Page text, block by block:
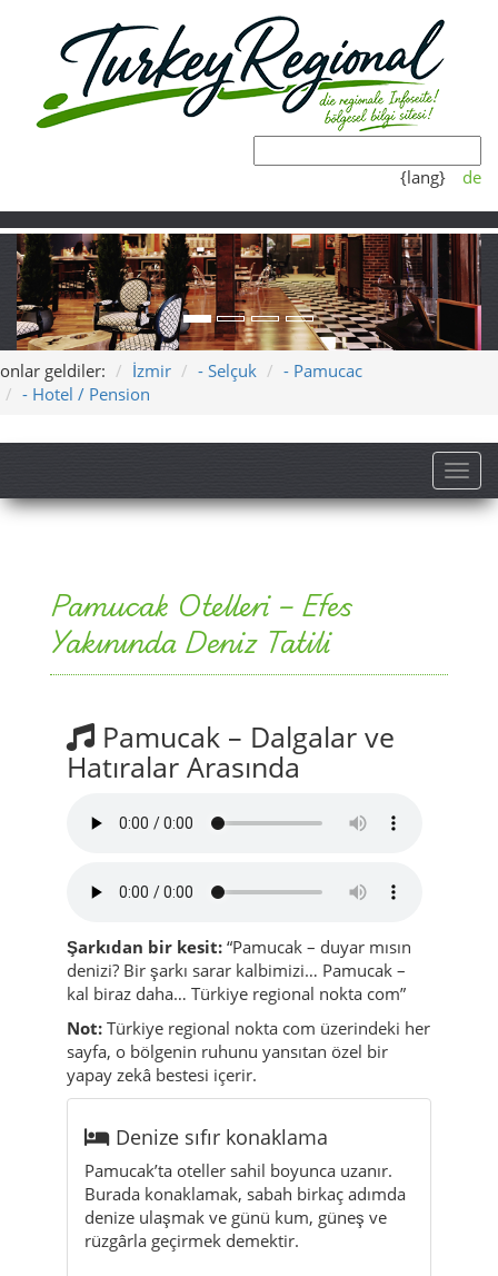
{lang} de
onlar geldiler: İzmir - Selçuk
- Pamucac
- Hotel / Pension
Pamucak Otelleri – Efes
Yakınında Deniz Tatili
Pamucak – Dalgalar ve
Hatıralar Arasında
Şarkıdan bir kesit: “Pamucak – duyar mısın
denizi? Bir şarkı sarar kalbimizi… Pamucak –
kal biraz daha… Türkiye regional nokta com”
Not: Türkiye regional nokta com üzerindeki her
sayfa, o bölgenin ruhunu yansıtan özel bir
yapay zekâ bestesi içerir.
Denize sıfır konaklama
Pamucak’ta oteller sahil boyunca uzanır.
Burada konaklamak, sabah birkaç adımda
denize ulaşmak ve günü kum, güneş ve
rüzgârla geçirmek demektir.